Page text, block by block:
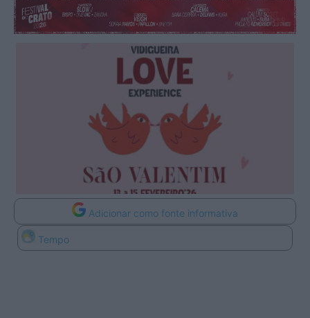
Adicionar como fonte informativa
Tempo